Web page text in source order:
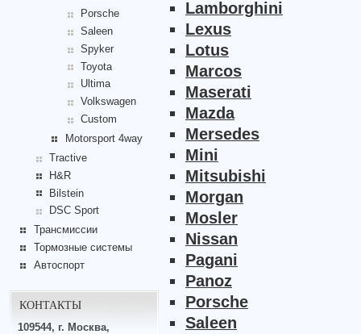
Porsche
Saleen
Spyker
Toyota
Ultima
Volkswagen
Custom
Motorsport 4way
Tractive
H&R
Bilstein
DSC Sport
Трансмиссии
Тормозные системы
Автоспорт
КОНТАКТЫ
109544, г. Москва,
Lamborghini
Lexus
Lotus
Marcos
Maserati
Mazda
Mersedes
Mini
Mitsubishi
Morgan
Mosler
Nissan
Pagani
Panoz
Porsche
Saleen